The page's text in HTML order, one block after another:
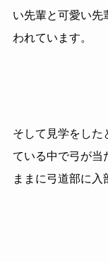
い先輩と可愛い先
われています。
そして見学をした
ている中で弓が当
ままに弓道部に入